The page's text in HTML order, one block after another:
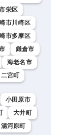
栄区
市川崎区
市多摩区
鎌倉市
海老名市
二宮町
小田原市
大井町
湯河原町